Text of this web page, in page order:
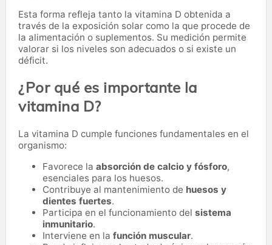
Esta forma refleja tanto la vitamina D obtenida a
través de la exposición solar como la que procede de
la alimentación o suplementos. Su medición permite
valorar si los niveles son adecuados o si existe un
déficit.
¿Por qué es importante la
vitamina D?
La vitamina D cumple funciones fundamentales en el
organismo:
Favorece la absorción de calcio y fósforo,
esenciales para los huesos.
Contribuye al mantenimiento de huesos y
dientes fuertes.
Participa en el funcionamiento del sistema
inmunitario.
Interviene en la función muscular.